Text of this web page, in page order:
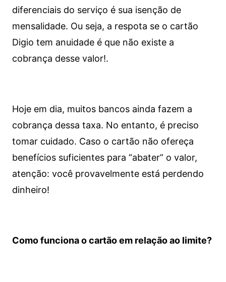
diferenciais do serviço é sua isenção de
mensalidade. Ou seja, a respota se o cartão
Digio tem anuidade é que não existe a
cobrança desse valor!.
Hoje em dia, muitos bancos ainda fazem a
cobrança dessa taxa. No entanto, é preciso
tomar cuidado. Caso o cartão não ofereça
benefícios suficientes para “abater” o valor,
atenção: você provavelmente está perdendo
dinheiro!
Como funciona o cartão em relação ao limite?